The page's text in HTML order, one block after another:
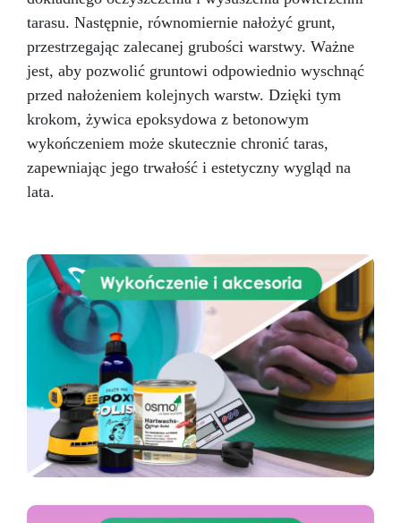
tarasu. Następnie, równomiernie nałożyć grunt,
przestrzegając zalecanej grubości warstwy. Ważne
jest, aby pozwolić gruntowi odpowiednio wyschnąć
przed nałożeniem kolejnych warstw. Dzięki tym
krokom, żywica epoksydowa z betonowym
wykończeniem może skutecznie chronić taras,
zapewniając jego trwałość i estetyczny wygląd na
lata.